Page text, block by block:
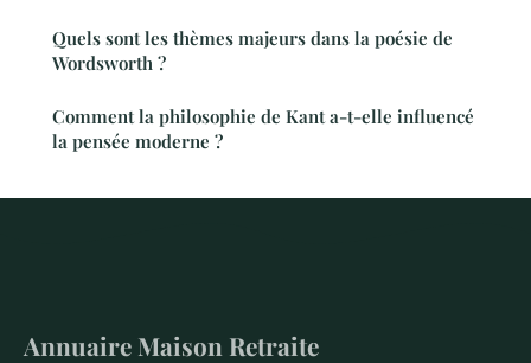
Quels sont les thèmes majeurs dans la poésie de
Wordsworth ?
Comment la philosophie de Kant a-t-elle influencé
la pensée moderne ?
Annuaire Maison Retraite